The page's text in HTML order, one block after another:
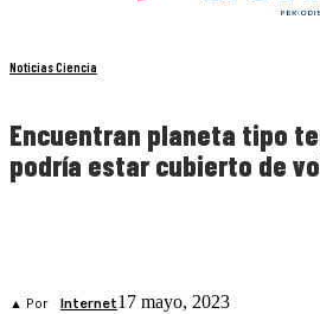
Noticias Ciencia
Encuentran planeta tipo
podría estar cubierto de
▲ Por Internet17 mayo, 2023